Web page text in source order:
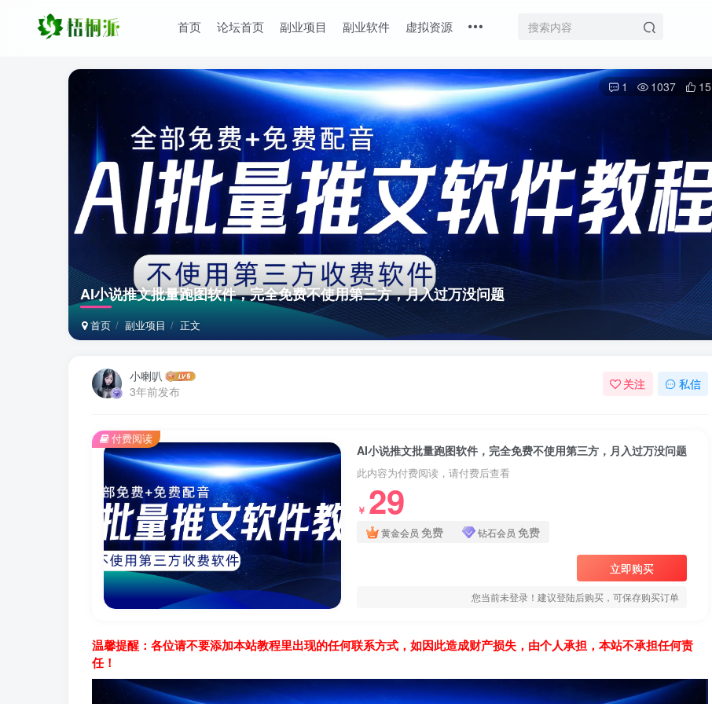
首页 论坛首页 副业项目 副业软件 虚拟资源
AI小说推文批量跑图软件，完全免费不使用第三方，月入过万没问题
首页 副业项目 正文
1 1037 15
小喇叭
3年前发布
关注 私信
AI小说推文批量跑图软件，完全免费不使用第三方，月入过万没问题
此内容为付费阅读，请付费后查看
￥ 29
黄金会员 免费 钻石会员 免费
立即购买
您当前未登录！建议登陆后购买，可保存购买订单
付费阅读
温馨提醒：各位请不要添加本站教程里出现的任何联系方式，如因此造成财产损失，由个人承担，本站不承担任何责
任！